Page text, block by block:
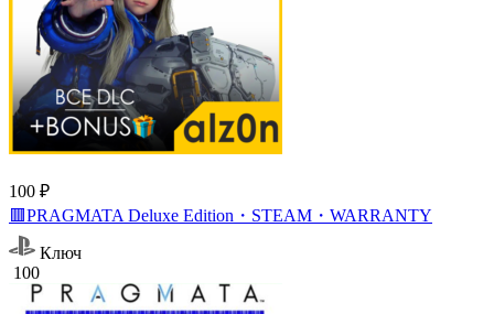
100 ₽
🟥PRAGMATA Deluxe Edition・STEAM・WARRANTY
Ключ
100